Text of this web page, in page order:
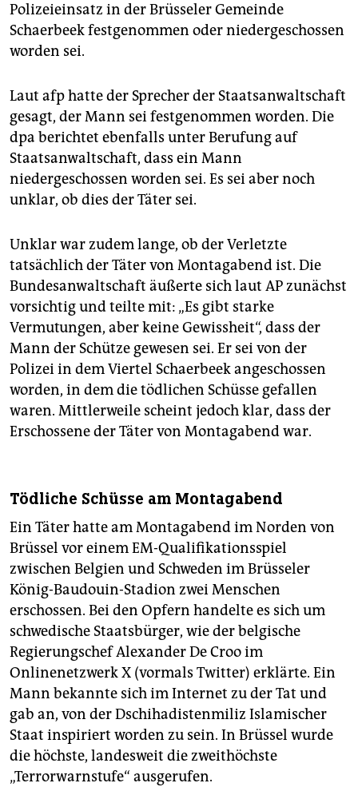
Polizeieinsatz in der Brüsseler Gemeinde
Schaerbeek festgenommen oder niedergeschossen
worden sei.
Laut afp hatte der Sprecher der Staatsanwaltschaft
gesagt, der Mann sei festgenommen worden. Die
dpa berichtet ebenfalls unter Berufung auf
Staatsanwaltschaft, dass ein Mann
niedergeschossen worden sei. Es sei aber noch
unklar, ob dies der Täter sei.
Unklar war zudem lange, ob der Verletzte
tatsächlich der Täter von Montagabend ist. Die
Bundesanwaltschaft äußerte sich laut AP zunächst
vorsichtig und teilte mit: „Es gibt starke
Vermutungen, aber keine Gewissheit“, dass der
Mann der Schütze gewesen sei. Er sei von der
Polizei in dem Viertel Schaerbeek angeschossen
worden, in dem die tödlichen Schüsse gefallen
waren. Mittlerweile scheint jedoch klar, dass der
Erschossene der Täter von Montagabend war.
Tödliche Schüsse am Montagabend
Ein Täter hatte am Montagabend im Norden von
Brüssel vor einem EM-Qualifikationsspiel
zwischen Belgien und Schweden im Brüsseler
König-Baudouin-Stadion zwei Menschen
erschossen. Bei den Opfern handelte es sich um
schwedische Staatsbürger, wie der belgische
Regierungschef Alexander De Croo im
Onlinenetzwerk X (vormals Twitter) erklärte. Ein
Mann bekannte sich im Internet zu der Tat und
gab an, von der Dschihadistenmiliz Islamischer
Staat inspiriert worden zu sein. In Brüssel wurde
die höchste, landesweit die zweithöchste
„Terrorwarnstufe“ ausgerufen.